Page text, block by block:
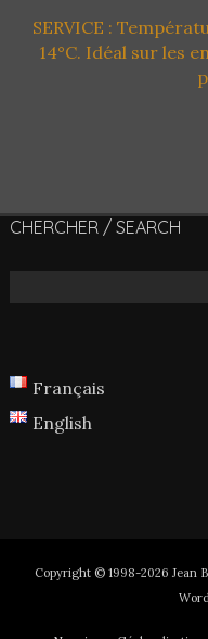
SERVICE :
14°C. Idéal sur les
CHERCHER / SEARCH
Français
English
Copyright © 1998-2026 Jean